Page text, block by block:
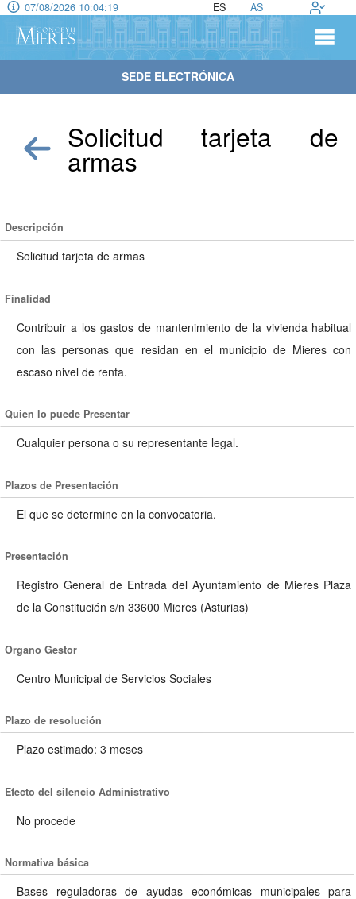
07/08/2026 10:04:20 ES AS
SEDE ELECTRÓNICA
Solicitud tarjeta de
armas
Descripción
Solicitud tarjeta de armas
Finalidad
Contribuir a los gastos de mantenimiento de la vivienda habitual
con las personas que residan en el municipio de Mieres con
escaso nivel de renta.
Quien lo puede Presentar
Cualquier persona o su representante legal.
Plazos de Presentación
El que se determine en la convocatoria.
Presentación
Registro General de Entrada del Ayuntamiento de Mieres Plaza
de la Constitución s/n 33600 Mieres (Asturias)
Organo Gestor
Centro Municipal de Servicios Sociales
Plazo de resolución
Plazo estimado: 3 meses
Efecto del silencio Administrativo
No procede
Normativa básica
Bases reguladoras de ayudas económicas municipales para